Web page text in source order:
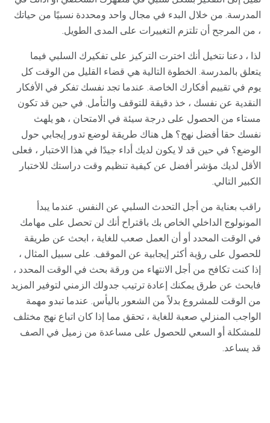
المدرسة. من خلال البدء في مجال واحد ومحددة نسبيًا من حياتك
، من المرجح أن تلتزم التغييرات على المدى الطويل.
لذا ، دعنا نتخيل أنك اخترت التركيز على تفكيرك السلبي فيما
يتعلق بالمدرسة. الخطوة التالية هي قضاء القليل من الوقت كل
يوم في تقييم أفكارك الخاصة. عندما تجد نفسك تفكر في الأفكار
النقدية عن نفسك ، خذ دقيقة للتوقف والتأمل. في حين قد تكون
مستاء من الحصول على درجة سيئة في الامتحان ، هو يلهث
نفسك حقا أفضل نهج؟ هل هناك طريقة لوضع تدور إيجابي حول
الوضع؟ في حين قد لا يكون لديك أداء جيدًا في هذا الاختبار ، فعلى
الأقل لديك مؤشر أفضل عن كيفية تنظيم وقت دراستك للاختبار
الكبير التالي.
راقب بعناية من أجل التحدث السلبي عن النفس. عندما يبدأ
المونولوج الداخلي الخاص بك باقتراح أنك لن تحصل على مهامك
في الوقت المحدد أو أن العمل صعب للغاية ، ابحث عن طريقة
للحصول على رؤية أكثر إيجابية عن الموقف. على سبيل المثال ،
إذا كنت تكافح من أجل الانتهاء من ورقة بحث في الوقت المحدد ،
فابحث عن طرق يمكنك إعادة ترتيب جدولك الزمني لتوفير المزيد
من الوقت للمشروع بدلاً من الشعور باليأس. عندما تبدو مهمة
الواجب المنزلي صعبة للغاية ، تحقق مما إذا كان اتباع نهج مختلف
للمشكلة أو السعي للحصول على مساعدة من زميل في الصف
قد يساعد.